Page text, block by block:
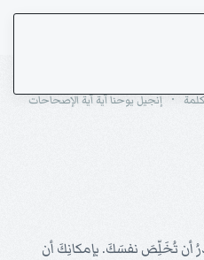
إنجيل يوحنا آية آية الإصحاحات
أن تُخَلِّصَ نفسَكَ. بإمكانِكَ أن